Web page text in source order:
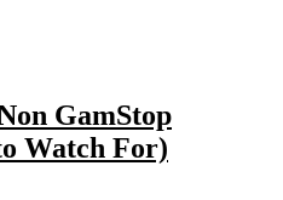
GamStop
Watch For)